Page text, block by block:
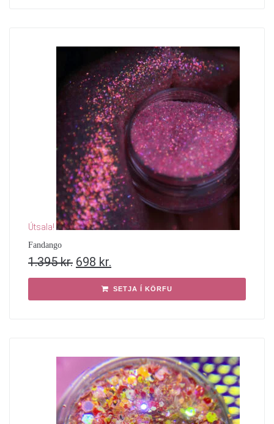
Útsala!
Fandango
1.395kr. 698 kr.
SETJA Í KÖRFU